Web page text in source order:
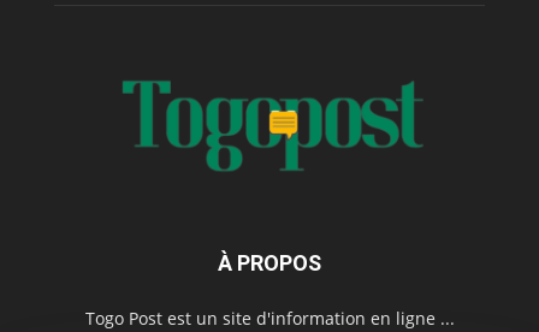
À PROPOS
Togo Post est un site d'information en ligne ...